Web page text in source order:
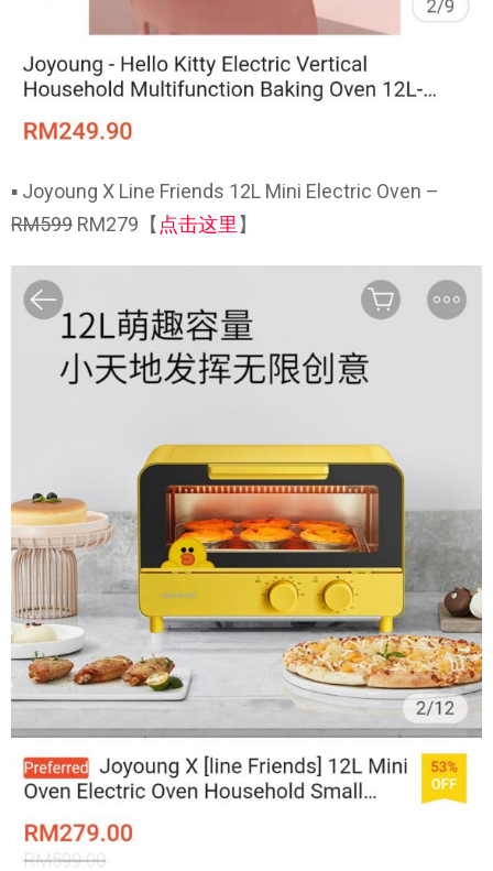
▪ Joyoung X Line Friends 12L Mini Electric Oven –
RM599 RM279【点击这里】